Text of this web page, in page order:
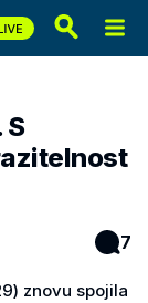
7
znovu spojila